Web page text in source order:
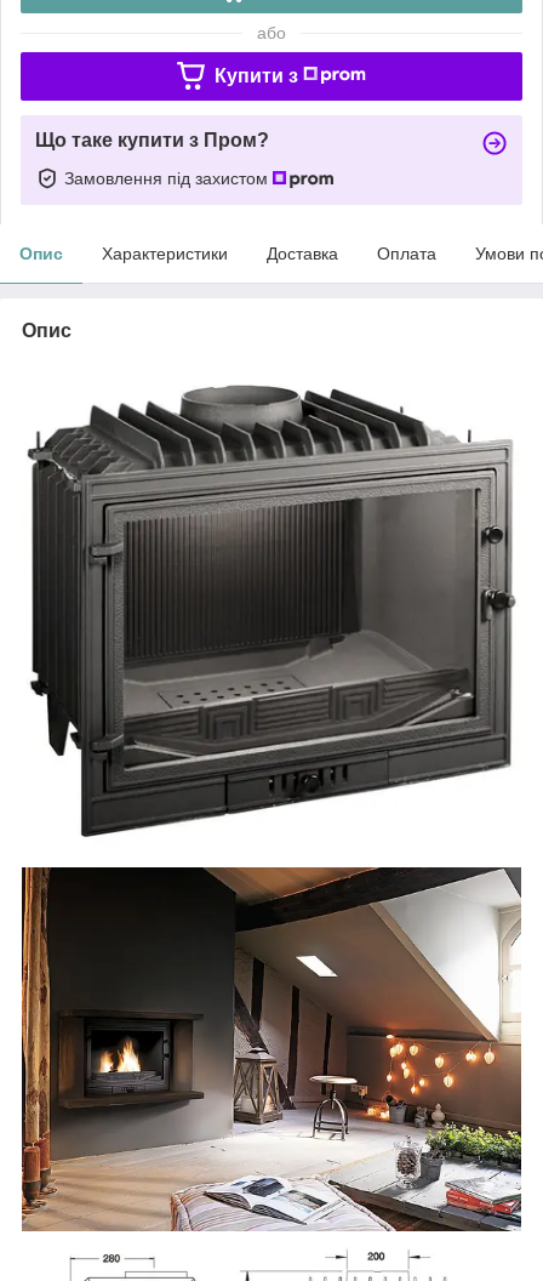
або
Купити з
Що таке купити з Пром?
Замовлення під захистом
Опис Характеристики Доставка Оплата Умови
Опис